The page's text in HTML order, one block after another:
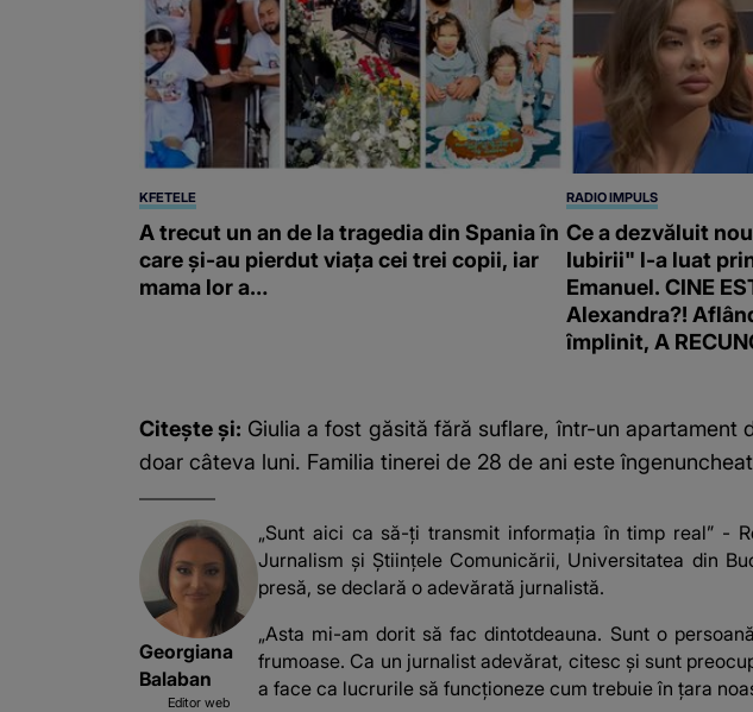
KFETELE
A trecut un an de la tragedia din Spania în
care și-au pierdut viața cei trei copii, iar
mama lor a…
RADIO IMPULS
Ce a dezvăluit
Iubirii" l-a luat
Emanuel. CINE
Alexandra?!
împlinit, A
Citește și: Giulia a fost găsită fără suflare, într-un
doar câteva luni. Familia tinerei de 28 de ani este
Georgiana
Balaban
Editor web
„Sunt aici ca să-ți transmit informația în timp real” -
Jurnalism și Științele Comunicării, Universitatea din
presă, se declară o adevărată jurnalistă.
„Asta mi-am dorit să fac dintotdeauna. Sunt o
frumoase. Ca un jurnalist adevărat, citesc și sunt
a face ca lucrurile să funcționeze cum trebuie în țara